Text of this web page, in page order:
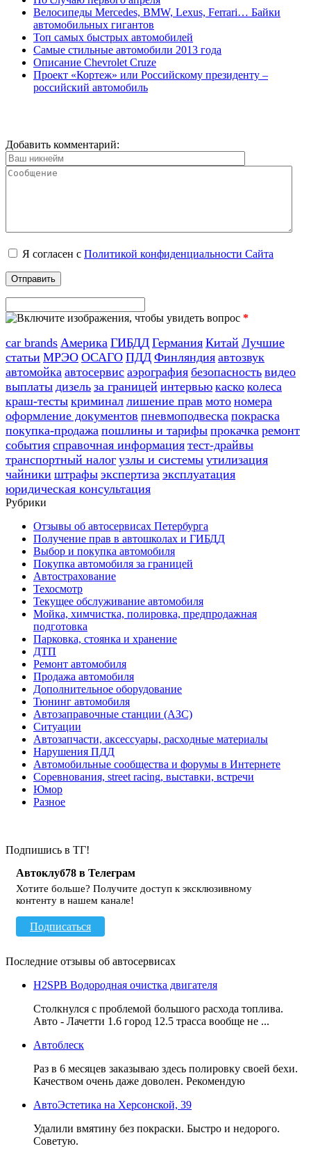
Велосипеды Mercedes, BMW, Lexus, Ferrari… Байки
автомобильных гигантов
Топ самых быстрых автомобилей
Самые стильные автомобили 2013 года
Описание Chevrolet Cruze
Проект «Кортеж» или Российскому президенту –
российский автомобиль
Добавить комментарий:
Я согласен с Политикой конфиденциальности Сайта
*
car brands Америка ГИБДД Германия Китай Лучшие
статьи МРЭО ОСАГО ПДД Финляндия автозвук
автомойка автосервис аэрография безопасность видео
выплаты дизель за границей интервью каско колеса
краш-тесты криминал лишение прав мото номера
оформление документов пневмоподвеска покраска
покупка-продажа пошлины и тарифы прокачка ремонт
события справочная информация тест-драйвы
транспортный налог узлы и системы утилизация
чайники штрафы экспертиза эксплуатация
юридическая консультация
Рубрики
Отзывы об автосервисах Петербурга
Получение прав в автошколах и ГИБДД
Выбор и покупка автомобиля
Покупка автомобиля за границей
Автострахование
Техосмотр
Текущее обслуживание автомобиля
Мойка, химчистка, полировка, предпродажная
подготовка
Парковка, стоянка и хранение
ДТП
Ремонт автомобиля
Продажа автомобиля
Дополнительное оборудование
Тюнинг автомобиля
Автозаправочные станции (АЗС)
Ситуации
Автозапчасти, аксессуары, расходные материалы
Нарушения ПДД
Автомобильные сообщества и форумы в Интернете
Соревнования, street racing, выставки, встречи
Юмор
Разное
Подпишись в ТГ!
Автоклуб78 в Телеграм
Хотите больше? Получите доступ к эксклюзивному
контенту в нашем канале!
Подписаться
Последние отзывы об автосервисах
H2SPB Водородная очистка двигателя
Столкнулся с проблемой большого расхода топлива.
Авто - Лачетти 1.6 город 12.5 трасса вообще не ...
Автоблеск
Раз в 6 месяцев заказываю здесь полировку своей бехи.
Качеством очень даже доволен. Рекомендую
АвтоЭстетика на Херсонской, 39
Удалили вмятину без покраски. Быстро и недорого.
Советую.